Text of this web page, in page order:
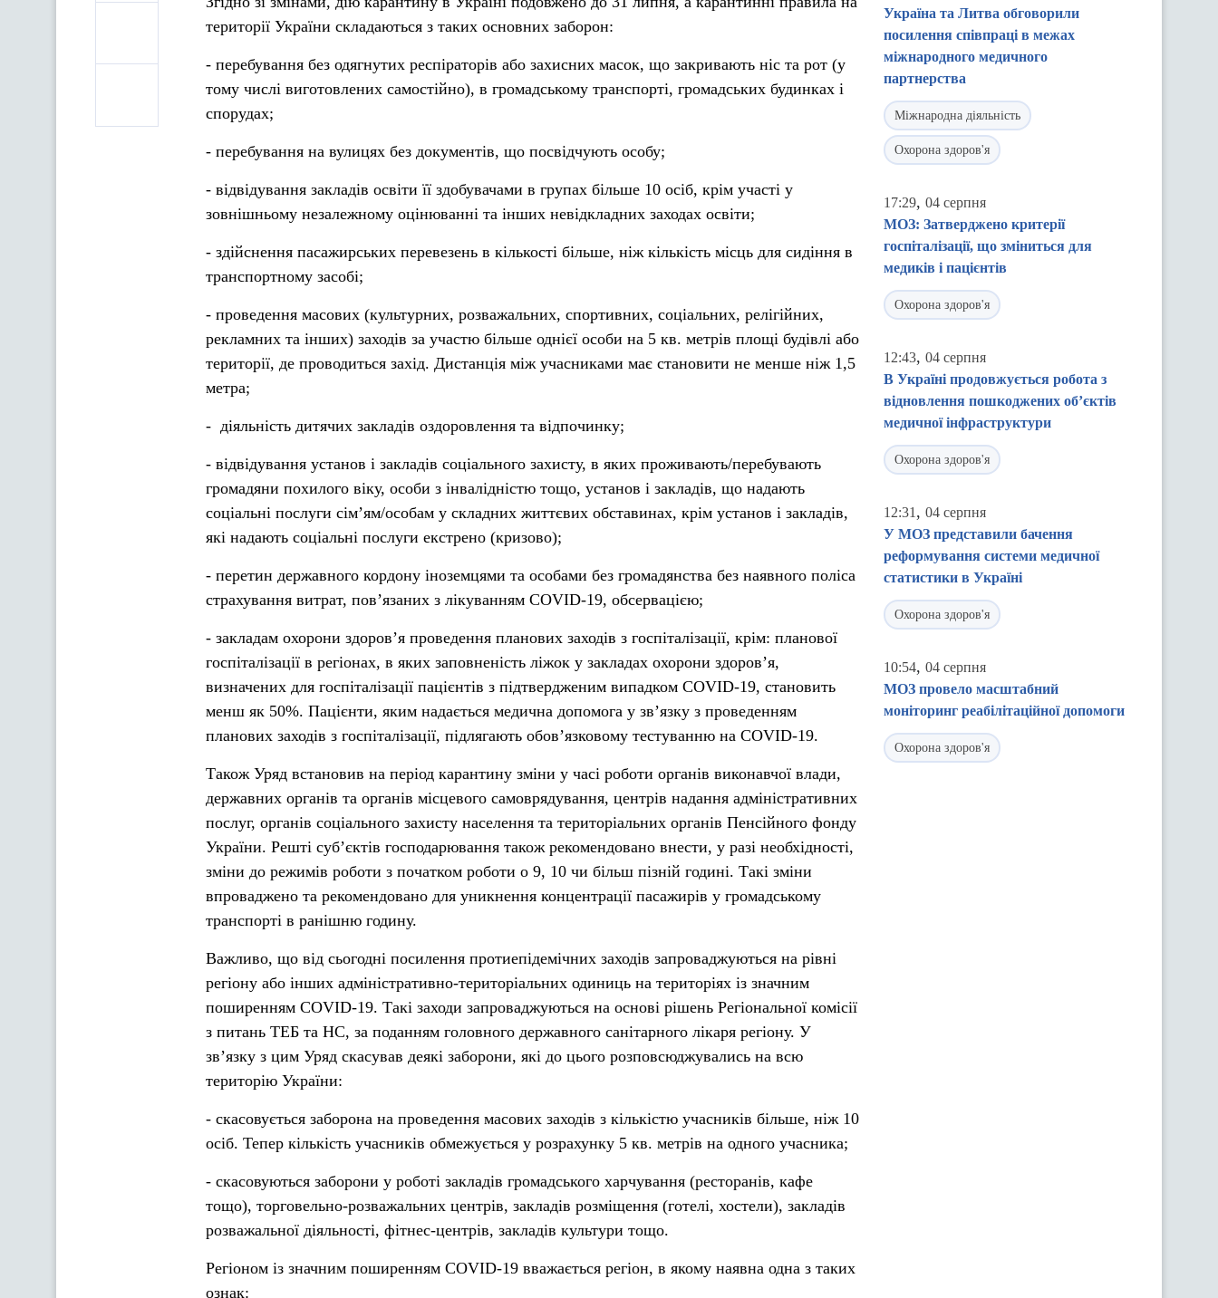
території України складаються з таких основних заборон:
- перебування без одягнутих респіраторів або захисних масок, що закривають ніс та рот (у
тому числі виготовлених самостійно), в громадському транспорті, громадських будинках і
спорудах;
- перебування на вулицях без документів, що посвідчують особу;
- відвідування закладів освіти її здобувачами в групах більше 10 осіб, крім участі у
зовнішньому незалежному оцінюванні та інших невідкладних заходах освіти;
- здійснення пасажирських перевезень в кількості більше, ніж кількість місць для сидіння в
транспортному засобі;
- проведення масових (культурних, розважальних, спортивних, соціальних, релігійних,
рекламних та інших) заходів за участю більше однієї особи на 5 кв. метрів площі будівлі або
території, де проводиться захід. Дистанція між учасниками має становити не менше ніж 1,5
метра;
- діяльність дитячих закладів оздоровлення та відпочинку;
- відвідування установ і закладів соціального захисту, в яких проживають/перебувають
громадяни похилого віку, особи з інвалідністю тощо, установ і закладів, що надають
соціальні послуги сім’ям/особам у складних життєвих обставинах, крім установ і закладів,
які надають соціальні послуги екстрено (кризово);
- перетин державного кордону іноземцями та особами без громадянства без наявного поліса
страхування витрат, пов’язаних з лікуванням COVID-19, обсервацією;
- закладам охорони здоров’я проведення планових заходів з госпіталізації, крім: планової
госпіталізації в регіонах, в яких заповненість ліжок у закладах охорони здоров’я,
визначених для госпіталізації пацієнтів з підтвердженим випадком COVID-19, становить
менш як 50%. Пацієнти, яким надається медична допомога у зв’язку з проведенням
планових заходів з госпіталізації, підлягають обов’язковому тестуванню на COVID-19.
Також Уряд встановив на період карантину зміни у часі роботи органів виконавчої влади,
державних органів та органів місцевого самоврядування, центрів надання адміністративних
послуг, органів соціального захисту населення та територіальних органів Пенсійного фонду
України. Решті суб’єктів господарювання також рекомендовано внести, у разі необхідності,
зміни до режимів роботи з початком роботи о 9, 10 чи більш пізній годині. Такі зміни
впроваджено та рекомендовано для уникнення концентрації пасажирів у громадському
транспорті в ранішню годину.
Важливо, що від сьогодні посилення протиепідемічних заходів запроваджуються на рівні
регіону або інших адміністративно-територіальних одиниць на територіях із значним
поширенням COVID-19. Такі заходи запроваджуються на основі рішень Регіональної комісії
з питань ТЕБ та НС, за поданням головного державного санітарного лікаря регіону. У
зв’язку з цим Уряд скасував деякі заборони, які до цього розповсюджувались на всю
територію України:
- скасовується заборона на проведення масових заходів з кількістю учасників більше, ніж 10
осіб. Тепер кількість учасників обмежується у розрахунку 5 кв. метрів на одного учасника;
- скасовуються заборони у роботі закладів громадського харчування (ресторанів, кафе
тощо), торговельно-розважальних центрів, закладів розміщення (готелі, хостели), закладів
розважальної діяльності, фітнес-центрів, закладів культури тощо.
Регіоном із значним поширенням COVID-19 вважається регіон, в якому наявна одна з таких
ознак:
Україна та Литва обговорили
посилення співпраці в межах
міжнародного медичного
партнерства
Міжнародна діяльність
Охорона здоров'я
17:29, 04 серпня
МОЗ: Затверджено критерії
госпіталізації, що зміниться для
медиків і пацієнтів
Охорона здоров'я
12:43, 04 серпня
В Україні продовжується робота з
відновлення пошкоджених об’єктів
медичної інфраструктури
Охорона здоров'я
12:31 , 04 серпня
У МОЗ представили бачення
реформування системи медичної
статистики в Україні
Охорона здоров'я
10:54, 04 серпня
МОЗ провело масштабний
моніторинг реабілітаційної допомоги
Охорона здоров'я